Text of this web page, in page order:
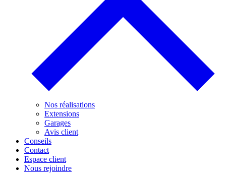
Nos réalisations
Extensions
Garages
Avis client
Conseils
Contact
Espace client
Nous rejoindre